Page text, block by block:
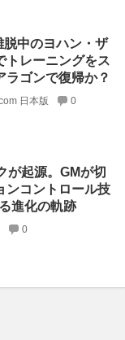
脱中のヨハン・ザ
トレーニングをス
ラゴンで復帰か？
日本版 0
が起源。GMが切
ンコントロール技
進化の軌跡
0